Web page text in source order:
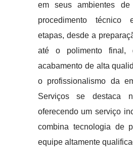
em seus ambientes de
procedimento técnico
etapas, desde a
até o polimento final,
acabamento de alta
o profissionalismo da
Serviços se destaca
oferecendo um serviço
combina tecnologia de
equipe altamente